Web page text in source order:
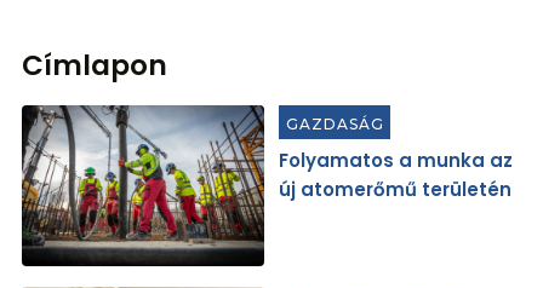
Címlapon
GAZDASÁG
Folyamatos a munka az
új atomerőmű területén